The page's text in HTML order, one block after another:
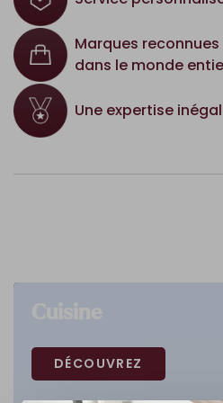
Marques reconnues
dans le monde
Une expertise
DÉCOUVREZ